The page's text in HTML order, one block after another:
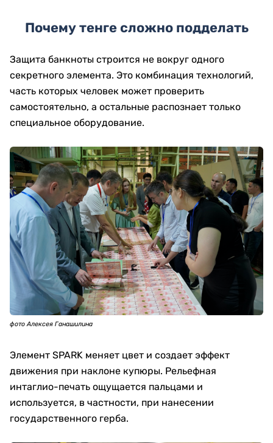
Почему тенге сложно подделать
Защита банкноты строится не вокруг одного
секретного элемента. Это комбинация технологий,
часть которых человек может проверить
самостоятельно, а остальные распознает только
специальное оборудование.
фото Алексея Ганашилина
Элемент SPARK меняет цвет и создает эффект
движения при наклоне купюры. Рельефная
интаглио-печать ощущается пальцами и
используется, в частности, при нанесении
государственного герба.